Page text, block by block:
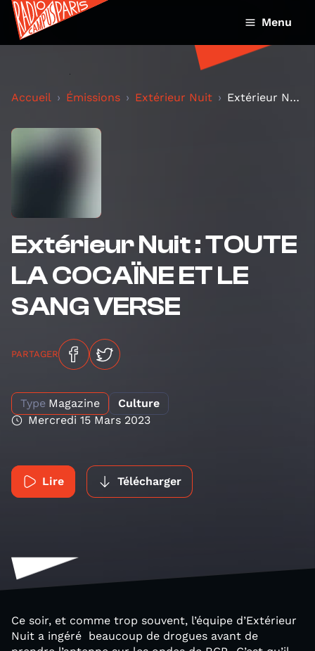
Menu
Accueil Émissions Extérieur Nuit Extérieur Nuit : TOUTE LA COCAÏNE ET LE SANG VERSE
Extérieur Nuit : TOUTE
LA COCAÏNE ET LE
SANG VERSE
PARTAGER
Type Magazine
Culture
Mercredi 15 Mars 2023
Lire Télécharger
Ce soir, et comme trop souvent, l’équipe d’Extérieur
Nuit a ingéré beaucoup de drogues avant de